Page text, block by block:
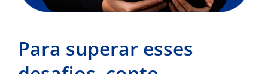
Para superar esses